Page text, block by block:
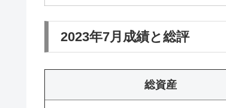
2023年7月成績と総評
総資産